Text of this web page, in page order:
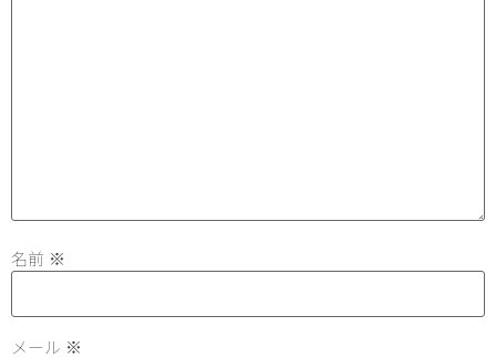
名前 ※
メール ※